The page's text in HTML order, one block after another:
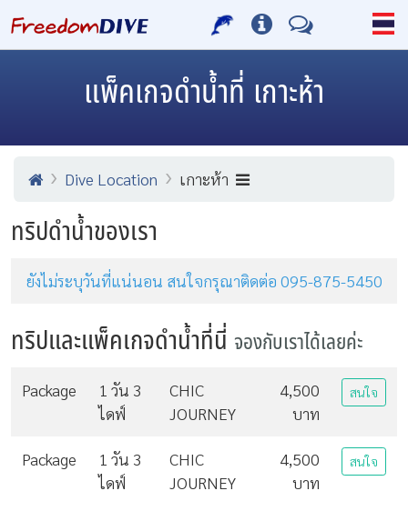
แพ็คเกจดำน้ำที่ เกาะห้า
Dive Location เกาะห้า
ทริปดำน้ำของเรา
ยังไม่ระบุวันที่แน่นอน สนใจกรุณาติดต่อ 095-875-5450
ทริปและแพ็คเกจดำน้ำที่นี่ จองกับเราได้เลยค่ะ
Package
1 วัน 3
ไดฟ์
CHIC
JOURNEY
4,500
บาท
สนใจ
Package
1 วัน 3
ไดฟ์
CHIC
JOURNEY
4,500
บาท
สนใจ